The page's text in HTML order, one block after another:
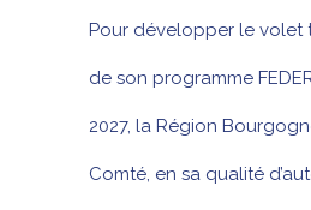
Pour développer le volet
de son programme
2027, la Région
Comté, en sa qualité